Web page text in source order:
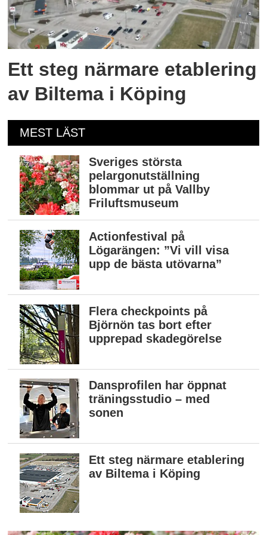
Ett steg närmare etablering
av Biltema i Köping
MEST LÄST
Sveriges största
pelargonutställning
blommar ut på Vallby
Friluftsmuseum
Actionfestival på
Lögarängen: ”Vi vill visa
upp de bästa utövarna”
Flera checkpoints på
Björnön tas bort efter
upprepad skadegörelse
Dansprofilen har öppnat
träningsstudio – med
sonen
Ett steg närmare etablering
av Biltema i Köping